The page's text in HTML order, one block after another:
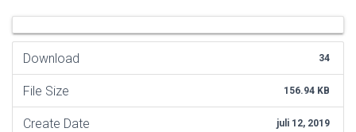
Download 34
File Size 156.94 KB
Create Date juli 12, 2019